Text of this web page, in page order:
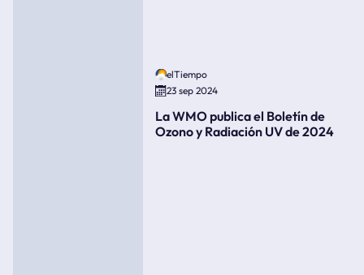
elTiempo
23 sep 2024
La WMO publica el Boletín de
Ozono y Radiación UV de 2024